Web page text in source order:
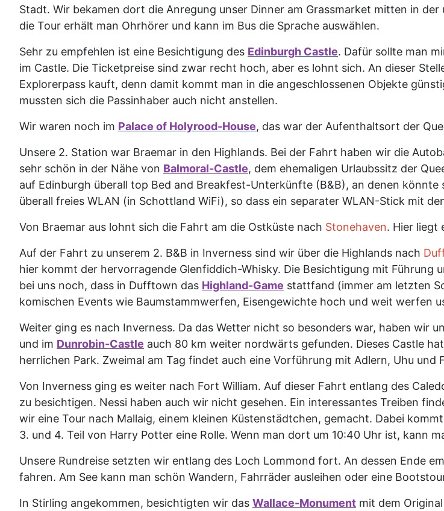
Stadt. Wir bekamen dort die Anregung unser Dinner am Grassmarket mitten in
die Tour erhält man Ohrhörer und kann im Bus die Sprache auswählen.
Sehr zu empfehlen ist eine Besichtigung des Edinburgh Castle. Dafür sollte man
im Castle. Die Ticketpreise sind zwar recht hoch, aber es lohnt sich. An dieser
Explorerpass kauft, denn damit kommt man in die angeschlossenen Objekte
mussten sich die Passinhaber auch nicht anstellen.
Wir waren noch im Palace of Holyrood-House, das war der Aufenthaltsort der
Unsere 2. Station war Braemar in den Highlands. Bei der Fahrt haben wir die
sehr schön in der Nähe von Balmoral-Castle, dem ehemaligen Urlaubssitz der
auf Edinburgh überall top Bed and Breakfest-Unterkünfte (B&B), an denen
überall freies WLAN (in Schottland WiFi), so dass ein separater WLAN-Stick mit
Von Braemar aus lohnt sich die Fahrt am die Ostküste nach Stonehaven. Hier liegt
Auf der Fahrt zu unserem 2. B&B in Inverness sind wir über die Highlands nach
hier kommt der hervorragende Glenfiddich-Whisky. Die Besichtigung mit Führung
bei uns noch, dass in Dufftown das Highland-Game stattfand (immer am letzten
komischen Events wie Baumstammwerfen, Eisengewichte hoch und weit werfen
Weiter ging es nach Inverness. Da das Wetter nicht so besonders war, haben wir
und im Dunrobin-Castle auch 80 km weiter nordwärts gefunden. Dieses Castle
herrlichen Park. Zweimal am Tag findet auch eine Vorführung mit Adlern, Uhu und
Von Inverness ging es weiter nach Fort William. Auf dieser Fahrt entlang des
zu besichtigen. Nessi haben auch wir nicht gesehen. Ein interessantes Treiben
wir eine Tour nach Mallaig, einem kleinen Küstenstädtchen, gemacht. Dabei
3. und 4. Teil von Harry Potter eine Rolle. Wenn man dort um 10:40 Uhr ist, kann
Unsere Rundreise setzten wir entlang des Loch Lommond fort. An dessen Ende
fahren. Am See kann man schön Wandern, Fahrräder ausleihen oder eine
In Stirling angekommen, besichtigten wir das Wallace-Monument mit dem